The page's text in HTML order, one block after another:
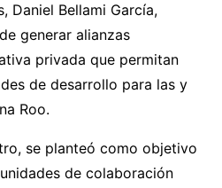
Daniel Bellami García,
generar alianzas
privada que permitan
de desarrollo para las y
Roo.
se planteó como objetivo
de colaboración